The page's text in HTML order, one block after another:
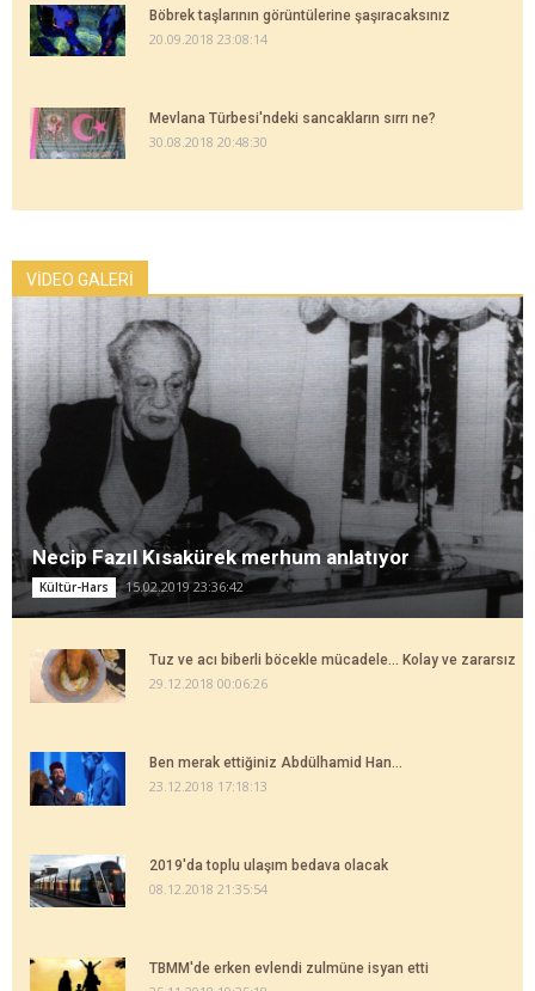
Böbrek taşlarının görüntülerine şaşıracaksınız
20.09.2018 23:08:14
Mevlana Türbesi'ndeki sancakların sırrı ne?
30.08.2018 20:48:30
VİDEO GALERİ
Necip Fazıl Kısakürek merhum anlatıyor
Kültür-Hars 15.02.2019 23:36:42
Tuz ve acı biberli böcekle mücadele... Kolay ve zararsız
29.12.2018 00:06:26
Ben merak ettiğiniz Abdülhamid Han...
23.12.2018 17:18:13
2019'da toplu ulaşım bedava olacak
08.12.2018 21:35:54
TBMM'de erken evlendi zulmüne isyan etti